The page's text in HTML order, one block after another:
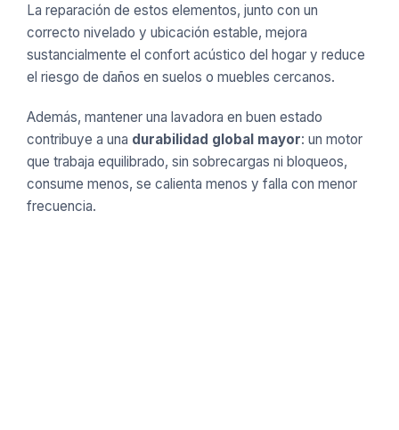
La reparación de estos elementos, junto con un
correcto nivelado y ubicación estable, mejora
sustancialmente el confort acústico del hogar y reduce
el riesgo de daños en suelos o muebles cercanos.
Además, mantener una lavadora en buen estado
contribuye a una durabilidad global mayor: un motor
que trabaja equilibrado, sin sobrecargas ni bloqueos,
consume menos, se calienta menos y falla con menor
frecuencia.